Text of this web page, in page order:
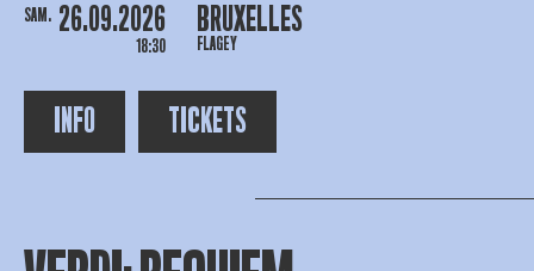
SAM. 26.09.2026
18:30
BRUXELLES
FLAGEY
INFO TICKETS